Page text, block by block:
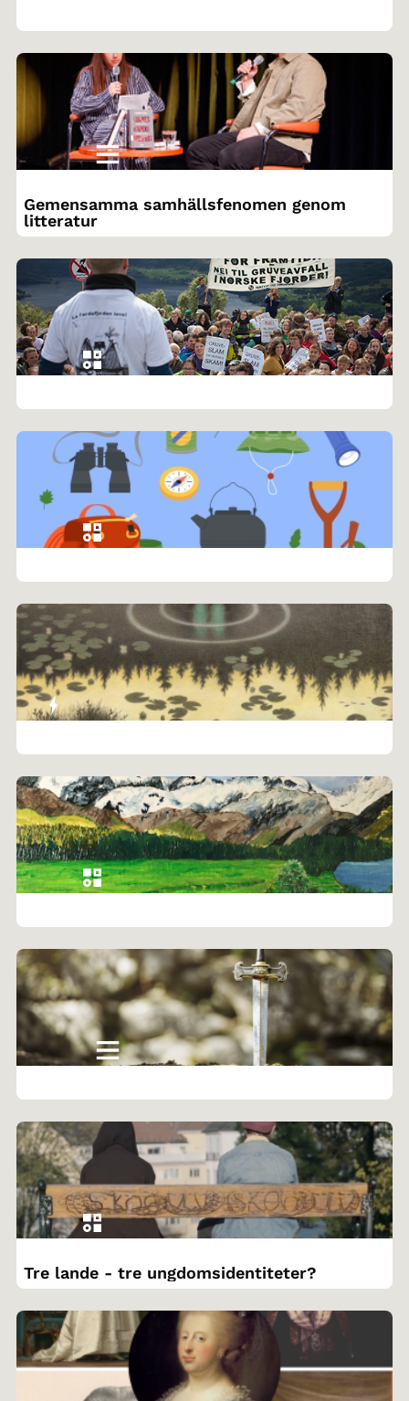
Gemensamma samhällsfenomen genom
litteratur
Tre lande - tre ungdomsidentiteter?